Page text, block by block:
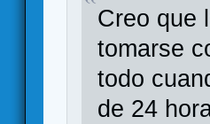
Creo que
tomarse
todo
de 24